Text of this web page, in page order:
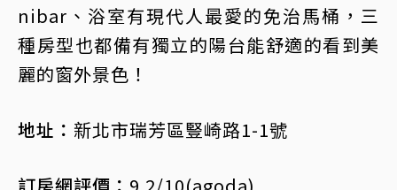
nibar、浴室有現代人最愛的免治馬桶，三
種房型也都備有獨立的陽台能舒適的看到美
麗的窗外景色！
地址： 新北市瑞芳區豎崎路1-1號
訂房網評價： 9.2/10(agoda)